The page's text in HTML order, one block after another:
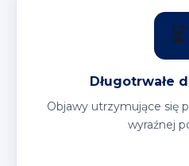
⏳
Długotrwałe
Objawy utrzymujące się
wyraźnej